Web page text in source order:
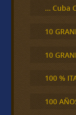
… Cuba
10
10
100 %
100